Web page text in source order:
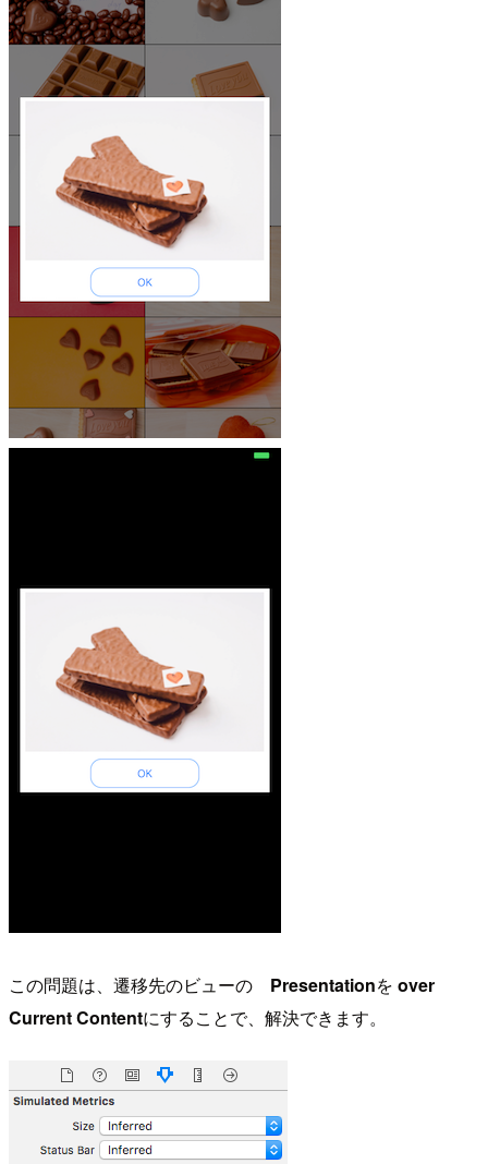
この問題は、遷移先のビューの Presentationを over
Current Contentにすることで、解決できます。